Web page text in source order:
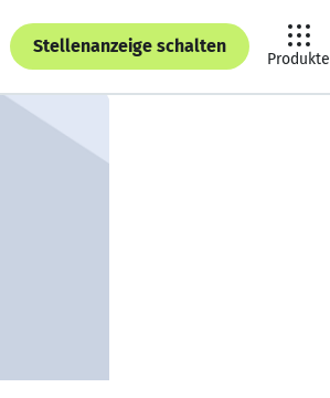
Stellenanzeige schalten
Produkte